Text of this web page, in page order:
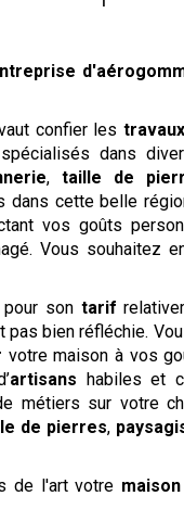
confier les travaux
dans
,taille de
cette belle
vos goûts
Vous souhaitez
pour son tarif
pas bien réfléchie.
votre maison à vos
artisans habiles et
métiers sur votre
de pierres,
de l'art votre